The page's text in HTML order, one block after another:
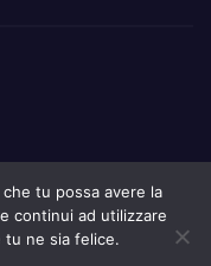
di
tu possa avere la
continui ad utilizzare
tu ne sia felice.